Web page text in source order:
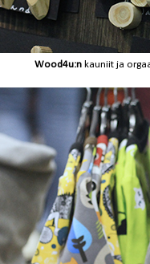
Wood4u:n kauniit ja